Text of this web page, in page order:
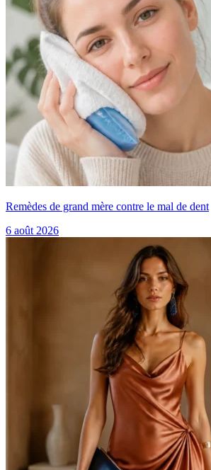
Remèdes de grand mère contre le mal de dent
6 août 2026